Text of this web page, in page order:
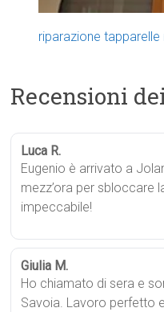
riparazione
Recensioni
Luca R.
Eugenio è arrivato a
mezz’ora per sbloccare
impeccabile!
Giulia M.
Ho chiamato di sera e
Savoia. Lavoro perfetto